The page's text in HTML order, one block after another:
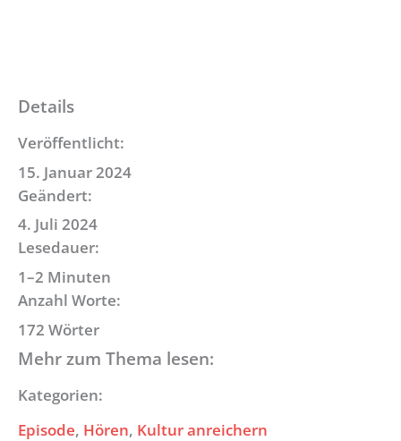
Details
Veröffentlicht:
15. Januar 2024
Geändert:
4. Juli 2024
Lesedauer:
1–2 Minuten
Anzahl Worte:
172 Wörter
Mehr zum Thema lesen:
Kategorien:
Episode, Hören, Kultur anreichern